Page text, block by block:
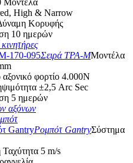
Μοντέλα
High & Narrow
Κορυφής
10 ημερών
Σειρά TPA-MΜοντέλα
φορτίο 4.000Ν
±2,5 Arc Sec
5 ημερών
αξόνων
Ρομπότ GantryΣύστημα
5 m/s